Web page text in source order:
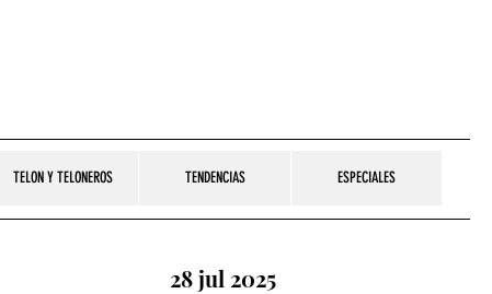
TELON Y TELONEROS TENDENCIAS ESPECIALES
28 jul 2025